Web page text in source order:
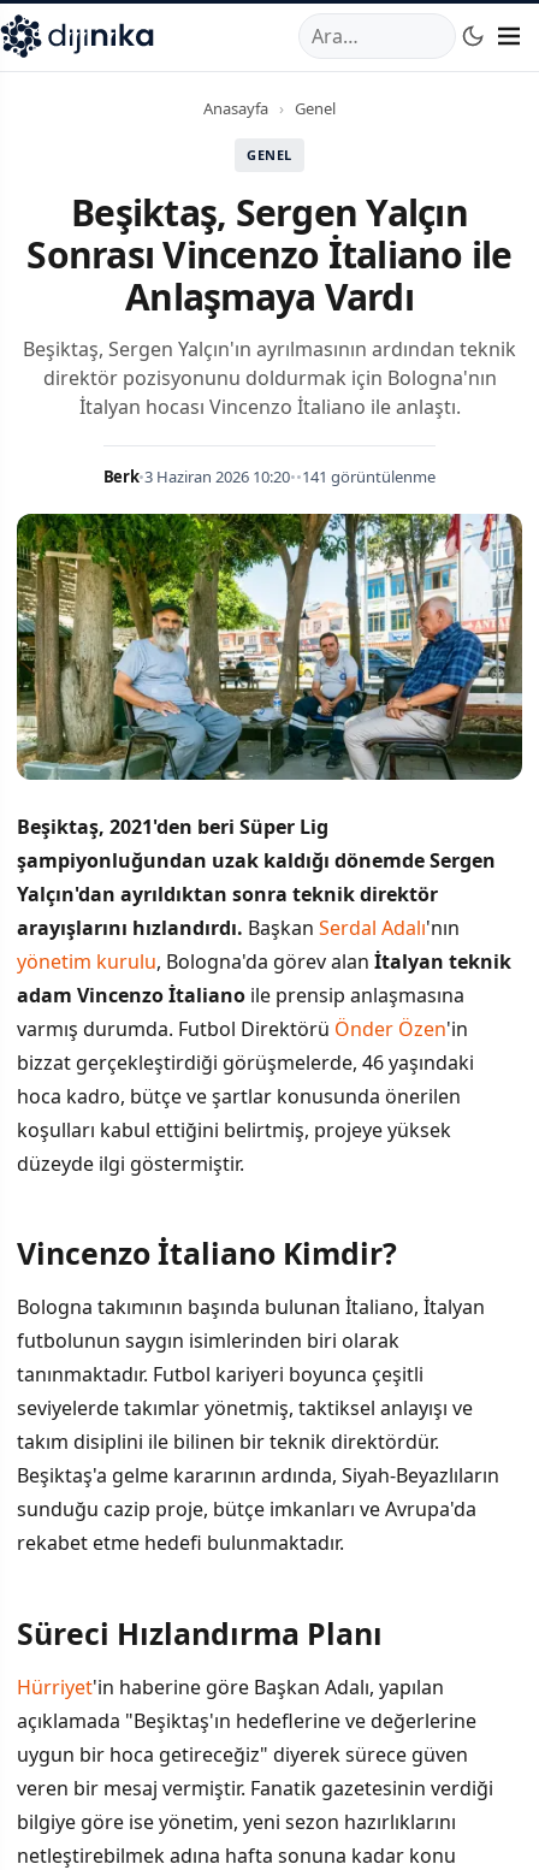
,Marmara Mahallesi,Beylikdüzü34520TRTelefon:0850
Anasayfa › Genel
GENEL
Beşiktaş, Sergen Yalçın
Sonrası Vincenzo İtaliano ile
Anlaşmaya Vardı
Beşiktaş, Sergen Yalçın'ın ayrılmasının ardından teknik
direktör pozisyonunu doldurmak için Bologna'nın
İtalyan hocası Vincenzo İtaliano ile anlaştı.
Berk•3 Haziran 2026 10:20••141 görüntülenme
Beşiktaş, 2021'den beri Süper Lig
şampiyonluğundan uzak kaldığı dönemde Sergen
Yalçın'dan ayrıldıktan sonra teknik direktör
arayışlarını hızlandırdı. Başkan Serdal Adalı'nın
yönetim kurulu, Bologna'da görev alan İtalyan teknik
adam Vincenzo İtaliano ile prensip anlaşmasına
varmış durumda. Futbol Direktörü Önder Özen'in
bizzat gerçekleştirdiği görüşmelerde, 46 yaşındaki
hoca kadro, bütçe ve şartlar konusunda önerilen
koşulları kabul ettiğini belirtmiş, projeye yüksek
düzeyde ilgi göstermiştir.
İÇINDEKILER
Vincenzo İtaliano Kimdir?
Süreci Hızlandırma Planı
Başkan Adalı'nın Geniş Arama Süreci
Spekülasyonlar ve Beklentiler
Vincenzo İtaliano Kimdir?
Bologna takımının başında bulunan İtaliano, İtalyan
futbolunun saygın isimlerinden biri olarak
tanınmaktadır. Futbol kariyeri boyunca çeşitli
seviyelerde takımlar yönetmiş, taktiksel anlayışı ve
takım disiplini ile bilinen bir teknik direktördür.
Beşiktaş'a gelme kararının ardında, Siyah-Beyazlıların
sunduğu cazip proje, bütçe imkanları ve Avrupa'da
rekabet etme hedefi bulunmaktadır.
Süreci Hızlandırma Planı
Hürriyet'in haberine göre Başkan Adalı, yapılan
açıklamada "Beşiktaş'ın hedeflerine ve değerlerine
uygun bir hoca getireceğiz" diyerek sürece güven
veren bir mesaj vermiştir. Fanatik gazetesinin verdiği
bilgiye göre ise yönetim, yeni sezon hazırlıklarını
netleştirebilmek adına hafta sonuna kadar konu